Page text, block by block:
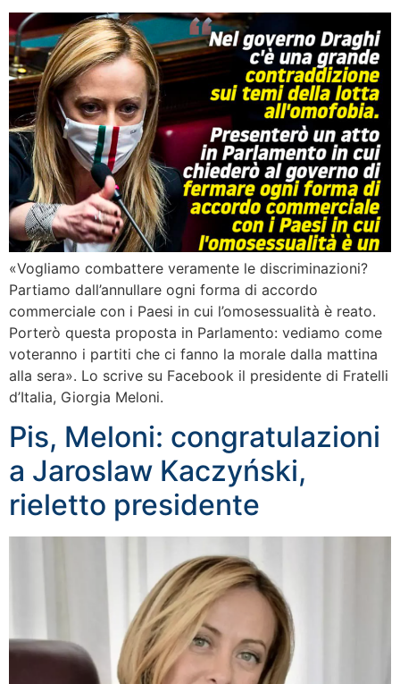
«Vogliamo combattere veramente le discriminazioni?
Partiamo dall’annullare ogni forma di accordo
commerciale con i Paesi in cui l’omosessualità è reato.
Porterò questa proposta in Parlamento: vediamo come
voteranno i partiti che ci fanno la morale dalla mattina
alla sera». Lo scrive su Facebook il presidente di Fratelli
d’Italia, Giorgia Meloni.
Pis, Meloni: congratulazioni
a Jaroslaw Kaczyński,
rieletto presidente